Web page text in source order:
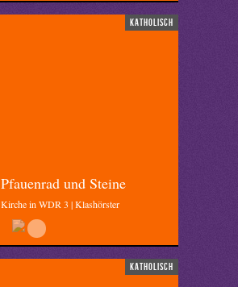
katholisch
Pfauenrad und Steine
Kirche in WDR 3 | Klashörster
katholisch